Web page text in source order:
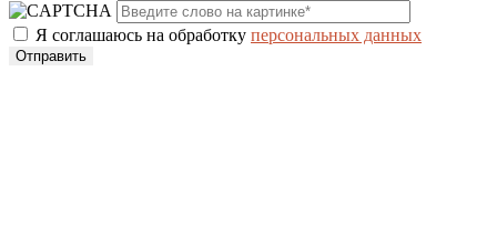
Я соглашаюсь на обработку персональных данных